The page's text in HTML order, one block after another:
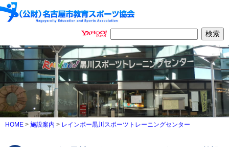
HOME > 施設案内 > レインボー黒川スポーツトレーニングセンター